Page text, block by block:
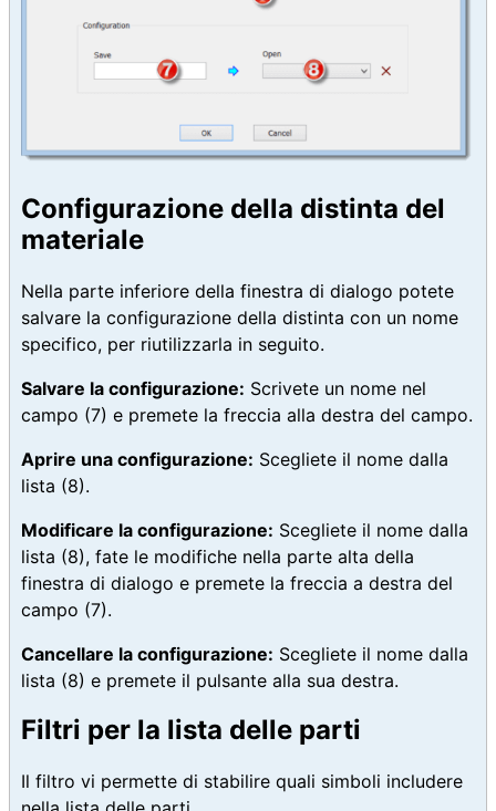
Configurazione della distinta del
materiale
Nella parte inferiore della finestra di dialogo potete
salvare la configurazione della distinta con un nome
specifico, per riutilizzarla in seguito.
Salvare la configurazione: Scrivete un nome nel
campo (7) e premete la freccia alla destra del campo.
Aprire una configurazione: Scegliete il nome dalla
lista (8).
Modificare la configurazione: Scegliete il nome dalla
lista (8), fate le modifiche nella parte alta della
finestra di dialogo e premete la freccia a destra del
campo (7).
Cancellare la configurazione: Scegliete il nome dalla
lista (8) e premete il pulsante alla sua destra.
Filtri per la lista delle parti
Il filtro vi permette di stabilire quali simboli includere